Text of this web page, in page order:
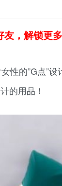
，解锁更
性的”G点”
的用品！